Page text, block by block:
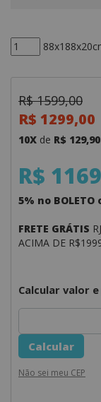
R$ 1599,00
R$ 1299,00
10X de R$ 129,90
R$
5% no
FRETE GRÁTIS
ACIMA DE
Calcular valor
Não sei meu CEP